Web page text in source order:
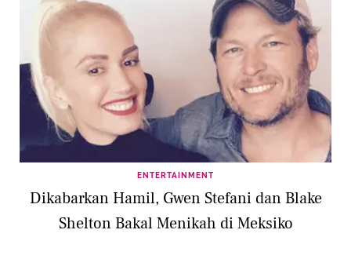
ENTERTAINMENT
Dikabarkan Hamil, Gwen Stefani dan Blake
Shelton Bakal Menikah di Meksiko